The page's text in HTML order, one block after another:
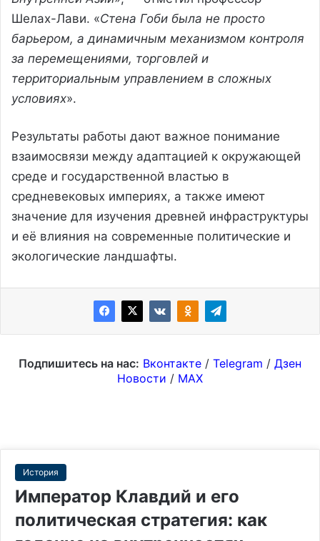
Шелах-Лави. «Стена Гоби была не просто
барьером, а динамичным механизмом контроля
за перемещениями, торговлей и
территориальным управлением в сложных
условиях».
Результаты работы дают важное понимание
взаимосвязи между адаптацией к окружающей
среде и государственной властью в
средневековых империях, а также имеют
значение для изучения древней инфраструктуры
и её влияния на современные политические и
экологические ландшафты.
Подпишитесь на нас: Вконтакте / Telegram / Дзен
Новости / MAX